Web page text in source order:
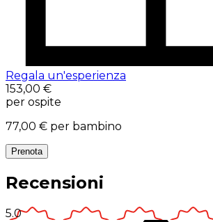
Regala un'esperienza
153,00 €
per ospite
77,00 € per bambino
Prenota
Recensioni
5.0